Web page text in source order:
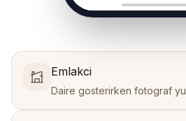
Emlakci
Daire gosterirken fotograf